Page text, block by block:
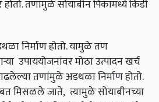
होतो. तणांमुळे सोयाबीन पिकामध्ये किडी
निर्माण होतो. यामुळे तण
उपाययोजनांवर मोठा उत्पादन खर्च
तणांमुळे अडथळा निर्माण होतो.
मिसळले जाते, त्यामुळे सोयाबीनच्या